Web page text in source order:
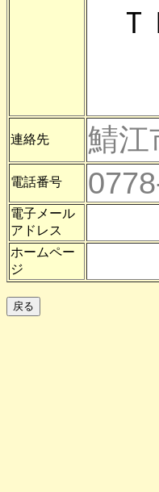
Ｔ
連絡先 鯖
電話番号
電子メール
アドレス
ホームペー
ジ